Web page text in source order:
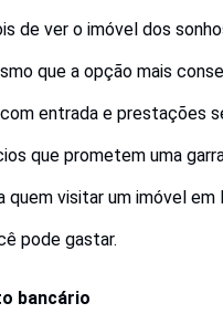
de ver o imóvel dos
que a opção mais
entrada e prestações
que prometem uma
quem visitar um imóvel
pode gastar.
bancário